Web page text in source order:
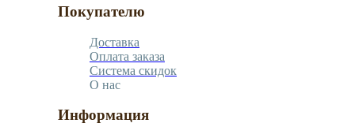
Покупателю
Доставка
Оплата заказа
Система скидок
О нас
Информация